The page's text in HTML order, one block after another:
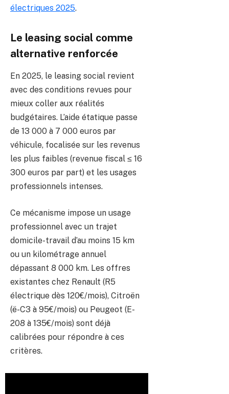
électriques 2025.
Le leasing social comme
alternative renforcée
En 2025, le leasing social revient
avec des conditions revues pour
mieux coller aux réalités
budgétaires. L’aide étatique passe
de 13 000 à 7 000 euros par
véhicule, focalisée sur les revenus
les plus faibles (revenue fiscal ≤ 16
300 euros par part) et les usages
professionnels intenses.
Ce mécanisme impose un usage
professionnel avec un trajet
domicile-travail d’au moins 15 km
ou un kilométrage annuel
dépassant 8 000 km. Les offres
existantes chez Renault (R5
électrique dès 120€/mois), Citroën
(ë-C3 à 95€/mois) ou Peugeot (E-
208 à 135€/mois) sont déjà
calibrées pour répondre à ces
critères.